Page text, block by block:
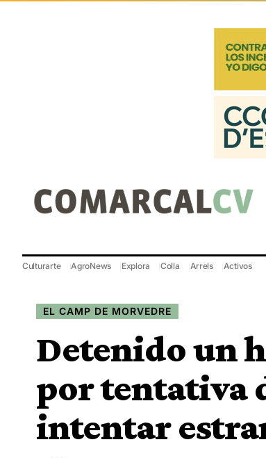
Culturarte AgroNews Explora Colla Arrels Activos
EL CAMP DE MORVEDRE
Detenido un
por tentativa
intentar